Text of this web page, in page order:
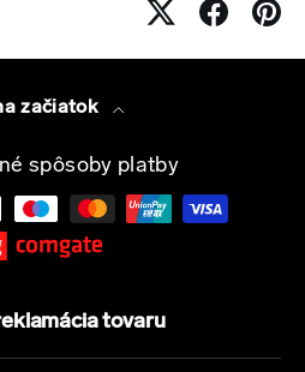
začiatok
spôsoby platby
tovaru